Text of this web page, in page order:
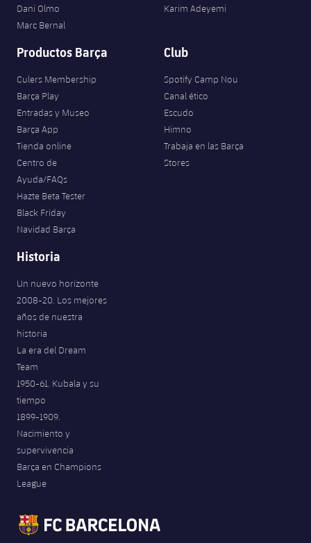
Dani Olmo
Marc Bernal
Karim Adeyemi
Productos Barça
Culers Membership
Barça Play
Entradas y Museo
Barça App
Tienda online
Centro de
Ayuda/FAQs
Hazte Beta Tester
Black Friday
Navidad Barça
Club
Spotify Camp Nou
Canal ético
Escudo
Himno
Trabaja en las Barça
Stores
Historia
Un nuevo horizonte
2008-20. Los mejores
años de nuestra
historia
La era del Dream
Team
1950-61. Kubala y su
tiempo
1899-1909.
Nacimiento y
supervivencia
Barça en Champions
League